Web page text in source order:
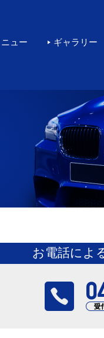
ュー ギャラリー
カーコ
お電話によ